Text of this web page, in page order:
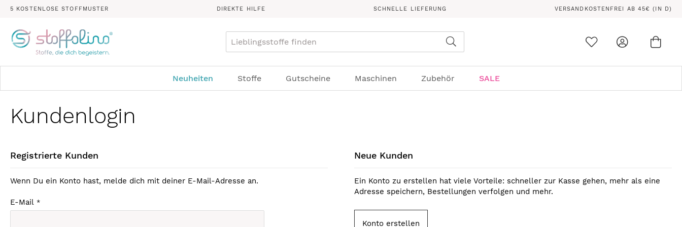
5 KOSTENLOSE STOFFMUSTER DIREKTE HILFE SCHNELLE LIEFERUNG VERSANDKOSTENFREI AB 45€ (IN D)
Suche
Neuheiten Stoffe Gutscheine Maschinen Zubehör SALE
Kundenlogin
Registrierte Kunden
Wenn Du ein Konto hast, melde dich mit deiner E-Mail-Adresse an.
E-Mail
Neue Kunden
Ein Konto zu erstellen hat viele Vorteile: schneller zur Kasse gehen, mehr als eine
Adresse speichern, Bestellungen verfolgen und mehr.
Konto erstellen